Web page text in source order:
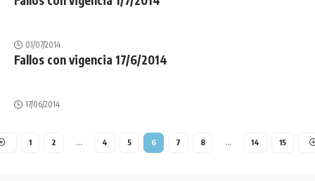
01/07/2014
Fallos con vigencia 17/6/2014
17/06/2014
1 2 … 4 5 6 7 8 … 14 15